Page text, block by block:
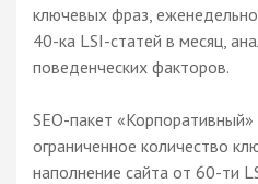
ключевых фраз,
40-ка LSI-статей в месяц,
поведенческих факторов.
SEO-пакет
ограниченное количество
наполнение сайта от 60-ти